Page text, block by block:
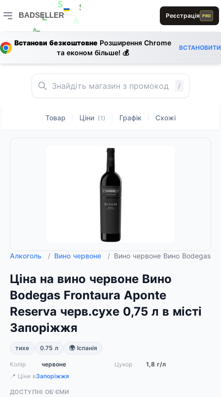
A
D
S
1
E
D
S
L
L
BADSELLER
BADSELLER — порівняння цін і знижки
Реєстрація PRO
Встанови безкоштовне Розширення Chrome
та економ більше! 💰
ВСТАНОВИТИ
/
Товар Ціни (1) Графік Схожі
Алкоголь / Вино червоне / Вино червоне Вино Bodegas
Ціна на вино червоне Вино
Bodegas Frontaura Aponte
Reserva черв.сухе 0,75 л в місті
Запоріжжя
тихе 0.75 л 🌍 Іспанія
Колір червоне Цукор
1,8 г/л
📍 Ціни вЗапоріжжя
ДОСТУПНІ ОБ'ЄМИ